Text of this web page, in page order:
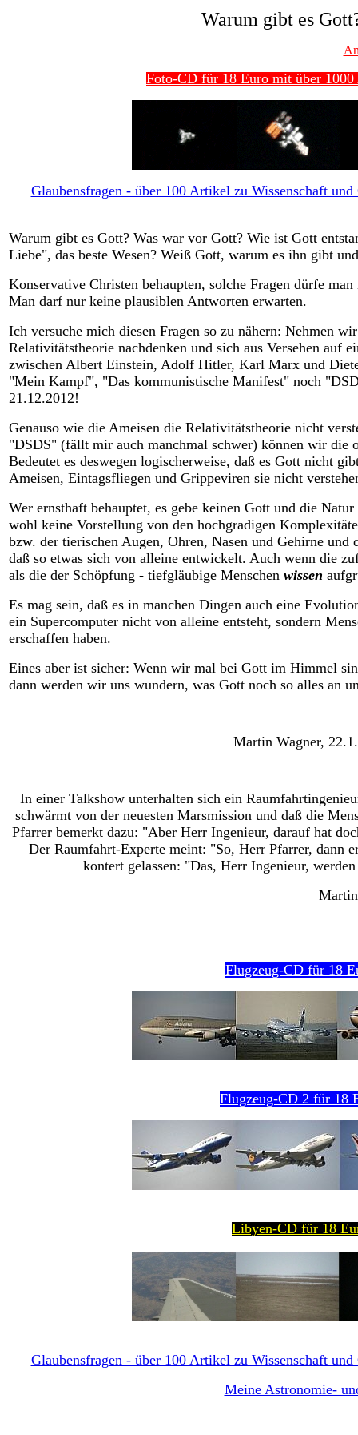
Warum gibt es
Foto-CD für 18 Euro mit über
Glaubensfragen - über 100 Artikel zu Wissenschaft
Warum gibt es Gott? Was war vor Gott? Wie ist Gott
Liebe", das beste Wesen? Weiß Gott, warum es ihn gibt
Konservative Christen behaupten, solche Fragen dürfe
Man darf nur keine plausiblen Antworten erwarten.
Ich versuche mich diesen Fragen so zu nähern: Nehmen
Relativitätstheorie nachdenken und sich aus Versehen auf
zwischen Albert Einstein, Adolf Hitler, Karl Marx und
"Mein Kampf", "Das kommunistische Manifest" noch
21.12.2012!
Genauso wie die Ameisen die Relativitätstheorie nicht
"DSDS" (fällt mir auch manchmal schwer) können wir die
Bedeutet es deswegen logischerweise, daß es Gott nicht
Ameisen, Eintagsfliegen und Grippeviren sie nicht
Wer ernsthaft behauptet, es gebe keinen Gott und die
wohl keine Vorstellung von den hochgradigen
bzw. der tierischen Augen, Ohren, Nasen und Gehirne
daß so etwas sich von alleine entwickelt. Auch wenn die
als die der Schöpfung - tiefgläubige Menschen wissen
Es mag sein, daß es in manchen Dingen auch eine
ein Supercomputer nicht von alleine entsteht, sondern
erschaffen haben.
Eines aber ist sicher: Wenn wir mal bei Gott im Himmel
dann werden wir uns wundern, was Gott noch so alles an
Martin Wagner,
In einer Talkshow unterhalten sich ein
schwärmt von der neuesten Marsmission und daß die
Pfarrer bemerkt dazu: "Aber Herr Ingenieur, darauf hat
Der Raumfahrt-Experte meint: "So, Herr Pfarrer, dann
kontert gelassen: "Das, Herr Ingenieur,
Flugzeug-CD für 18
Flugzeug-CD 2 für 18
Libyen-CD für 18
Glaubensfragen - über 100 Artikel zu Wissenschaft
Meine Astronomie-